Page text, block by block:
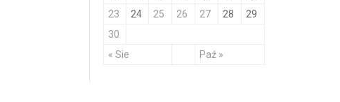
« Sie Paź »
23
24 25 26 27 28
29
30